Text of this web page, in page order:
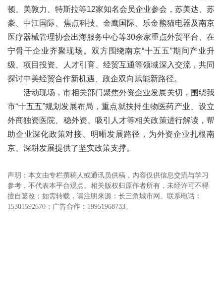
顿、美敦力、特斯拉等12家知名会员企业参会，苏美达、苏
豪、中江国际、焦点科技、金鹰国际、乐金熊猫电器及南京
医疗器械管理协会出海服务中心等30余家重点外贸平台、在
宁骨干企业齐聚现场。双方围绕南京“十五五”期间产业升
级、项目投资、人才引育、经贸互通等领域深入交流，共同
探讨中美经贸合作新机遇、政企双向赋能新路径。
活动现场，市相关部门聚焦外资企业发展关切，围绕我
市“十五五”规划发展布局，重点就扶持生物医药产业、设立
外商独资医院、稳外资、吸引人才等相关政策进行解读，帮
助企业深化政策对接、明晰发展路径，为外资企业扎根南
京、深耕发展提供了坚实政策支撑。
声明：本文由专栏撰稿人或通讯员供稿，内容仅供信息交流与学习
参考，不代表本平台观点。相关版权归原作者所有，未经许可不得
擅自篡改；如需转载，请注明来源：长三角城市网。联系电话：
15301592670；广告合作：19951968733。